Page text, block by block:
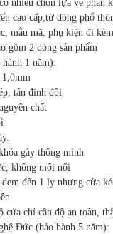
nhiều chọn lựa về
cao cấp,từ dòng phổ
mẫu mã, phụ kiện đi
gồm 2 dòng sản phẩm
1 năm):
1,0mm
tán đinh đôi
chất
gày thông minh
không mối nối
đến 1 ly nhưng cửa
cửa chỉ cần độ an toàn,
Đức (bảo hành 5 năm):